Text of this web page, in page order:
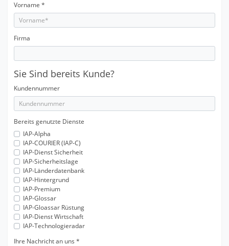
Vorname *
Firma
Sie Sind bereits Kunde?
Kundennummer
Bereits genutzte Dienste
IAP-Alpha
IAP-COURIER (IAP-C)
IAP-Dienst Sicherheit
IAP-Sicherheitslage
IAP-Länderdatenbank
IAP-Hintergrund
IAP-Premium
IAP-Glossar
IAP-Gloassar Rüstung
IAP-Dienst Wirtschaft
IAP-Technologieradar
Ihre Nachricht an uns *